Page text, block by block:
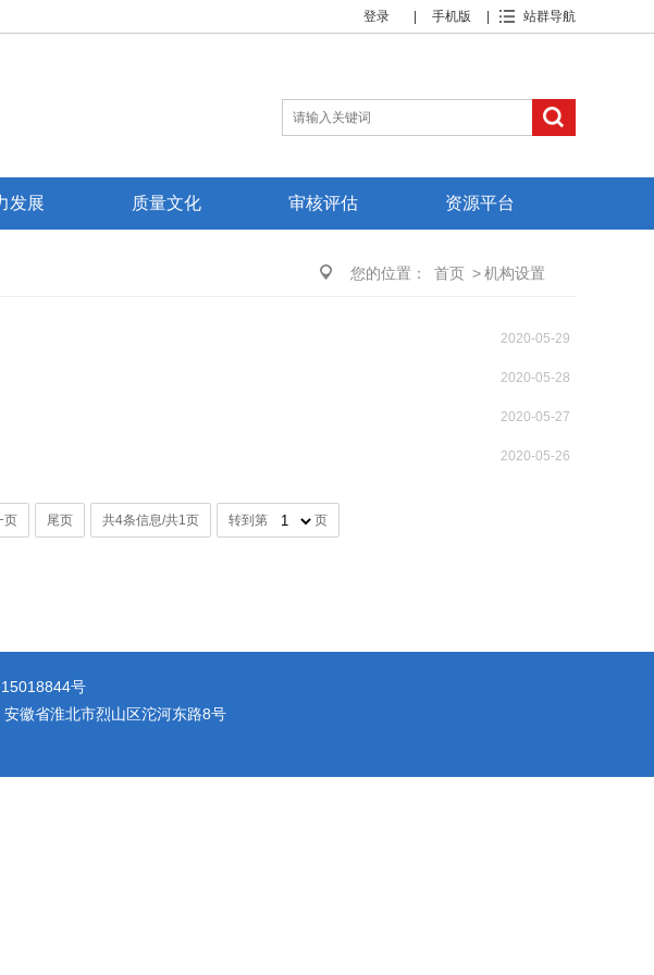
登录 手机版 站群导航
发展 质量文化 审核评估 资源平台
您的位置： 首页 >机构设置
2020-05-29
2020-05-28
2020-05-27
2020-05-26
页 尾页 共4条信息/共1页 转到第 页
号
徽省淮北市烈山区沱河东路8号